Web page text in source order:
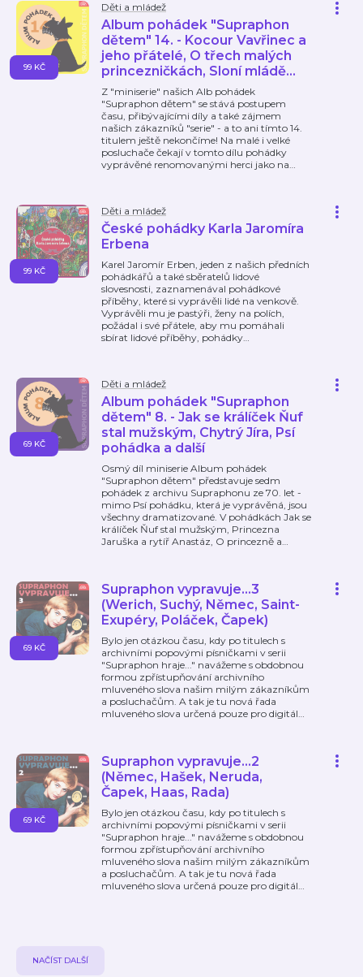
Děti a mládež
Album pohádek "Supraphon
dětem" 14. - Kocour Vavřinec a
jeho přátelé, O třech malých
princezničkách, Sloní mládě...
Z "miniserie" našich Alb pohádek
"Supraphon dětem" se stává postupem
času, přibývajícími díly a také zájmem
našich zákazníků "serie" - a to ani tímto 14.
titulem ještě nekončíme! Na malé i velké
posluchače čekají v tomto dílu pohádky
vyprávěné renomovanými herci jako na…
99 KČ
Děti a mládež
České pohádky Karla Jaromíra
Erbena
Karel Jaromír Erben, jeden z našich předních
pohádkářů a také sběratelů lidové
slovesnosti, zaznamenával pohádkové
příběhy, které si vyprávěli lidé na venkově.
Vyprávěli mu je pastýři, ženy na polích,
požádal i své přátele, aby mu pomáhali
sbírat lidové příběhy, pohádky…
99 KČ
Děti a mládež
Album pohádek "Supraphon
dětem" 8. - Jak se králíček Ňuf
stal mužským, Chytrý Jíra, Psí
pohádka a další
Osmý díl miniserie Album pohádek
"Supraphon dětem" představuje sedm
pohádek z archivu Supraphonu ze 70. let -
mimo Psí pohádku, která je vyprávěná, jsou
všechny dramatizované. V pohádkách Jak se
králíček Ňuf stal mužským, Princezna
Jaruška a rytíř Anastáz, O princezně a…
69 KČ
Supraphon vypravuje...3
(Werich, Suchý, Němec, Saint-
Exupéry, Poláček, Čapek)
Bylo jen otázkou času, kdy po titulech s
archivními popovými písničkami v serii
"Supraphon hraje..." navážeme s obdobnou
formou zpřístupňování archivního
mluveného slova našim milým zákazníkům
a posluchačům. A tak je tu nová řada
mluveného slova určená pouze pro digitál…
69 KČ
Supraphon vypravuje...2
(Němec, Hašek, Neruda,
Čapek, Haas, Rada)
Bylo jen otázkou času, kdy po titulech s
archivními popovými písničkami v serii
"Supraphon hraje..." navážeme s obdobnou
formou zpřístupňování archivního
mluveného slova našim milým zákazníkům
a posluchačům. A tak je tu nová řada
mluveného slova určená pouze pro digitál…
69 KČ
NAČÍST DALŠÍ